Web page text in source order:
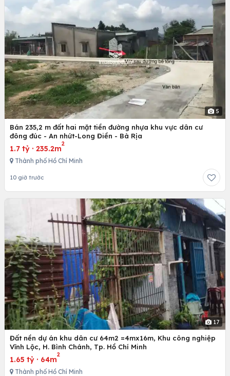
5
Bán 235,2 m đất hai mặt tiền đường nhựa khu vực dân cư
đông đúc - An nhứt-Long Điền - Bà Rịa
1.7 tỷ · 235.2m
2
Thành phố Hồ Chí Minh
10 giờ trước
17
Đất nền dự án khu dân cư 64m2 =4mx16m, Khu công nghiệp
Vĩnh Lộc, H. Bình Chánh, Tp. Hồ Chí Minh
1.65 tỷ · 64m
2
Thành phố Hồ Chí Minh